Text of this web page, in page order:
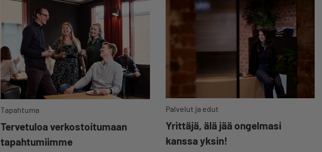
Tapahtuma
Tervetuloa verkostoitumaan
tapahtumiimme
Palvelut ja edut
Yrittäjä, älä jää ongelmasi
kanssa yksin!